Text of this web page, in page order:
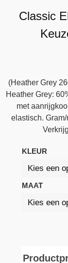
Classic
(Heather Grey
Heather Grey:
met
elastisch.
KLEUR
MAAT